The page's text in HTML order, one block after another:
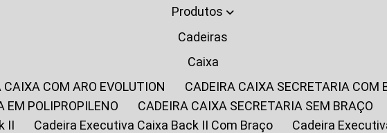
Produtos
Cadeiras
Caixa
CAIXA COM ARO EVOLUTION
CADEIRA CAIXA SECRETARIA COM
EM POLIPROPILENO
CADEIRA CAIXA SECRETARIA SEM BRAÇO
II
Cadeira Executiva Caixa Back II Com Braço
Cadeira